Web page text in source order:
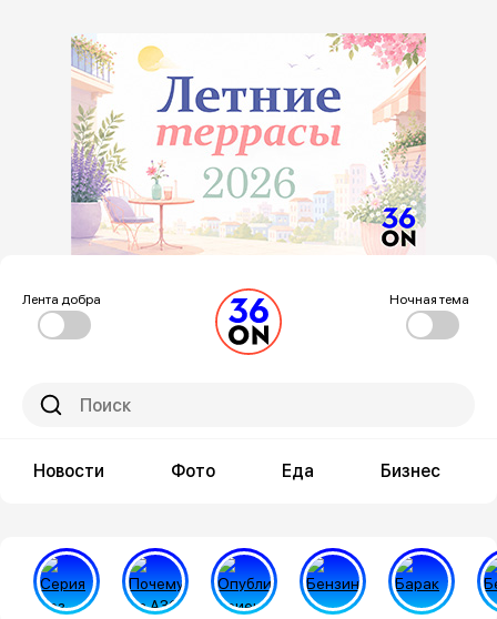
Лента добра Ночная тема
Новости Фото Еда Бизнес